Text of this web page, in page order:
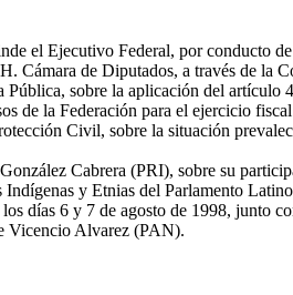
el Ejecutivo Federal, por conducto
Cámara de Diputados, a través de la
Pública, sobre la aplicación del artículo
de la Federación para el ejercicio
Civil, sobre la situación
Cabrera (PRI), sobre su
y Etnias del Parlamento
días 6 y 7 de agosto de 1998, junto
Vicencio Alvarez (PAN).